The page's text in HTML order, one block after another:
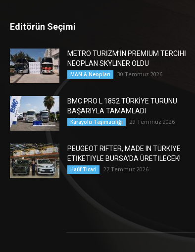
Editörün Seçimi
METRO TURİZM’İN PREMİUM TERCİHİ
NEOPLAN SKYLINER OLDU
MAN & Neoplan 30 Temmuz 2026
BMC PRO L 1852 TÜRKİYE TURUNU
BAŞARIYLA TAMAMLADI
Karayolu Taşımacılığı 29 Temmuz 2026
PEUGEOT RIFTER, MADE IN TÜRKİYE
ETİKETİYLE BURSA’DA ÜRETİLECEK!
Hafif Ticari 27 Temmuz 2026